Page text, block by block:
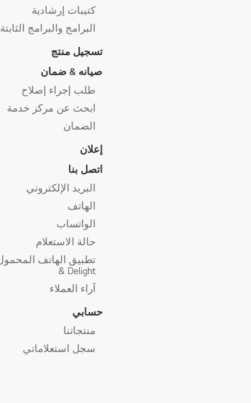
كتيبات إرشادية
البرامج والبرامج الثابتة
تسجيل منتج
صيانه & ضمان
طلب إجراء إصلاح
ابحث عن مركز خدمة
الضمان
إعلان
اتصل بنا
البريد الإلكتروني
الهاتف
الواتساب
حالة الاستعلام
& Delight
آراء العملاء
حسابي
منتجاتنا
سجل استعلاماتي